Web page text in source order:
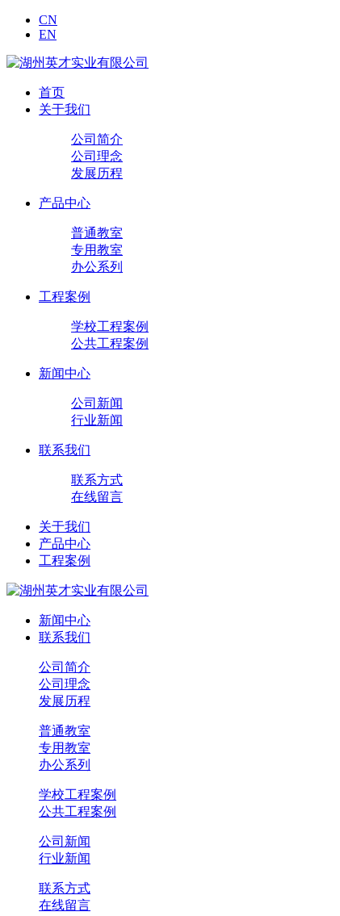
CN
EN
首页
关于我们
公司简介
公司理念
发展历程
产品中心
普通教室
专用教室
办公系列
工程案例
学校工程案例
公共工程案例
新闻中心
公司新闻
行业新闻
联系我们
联系方式
在线留言
关于我们
产品中心
工程案例
新闻中心
联系我们
公司简介
公司理念
发展历程
普通教室
专用教室
办公系列
学校工程案例
公共工程案例
公司新闻
行业新闻
联系方式
在线留言